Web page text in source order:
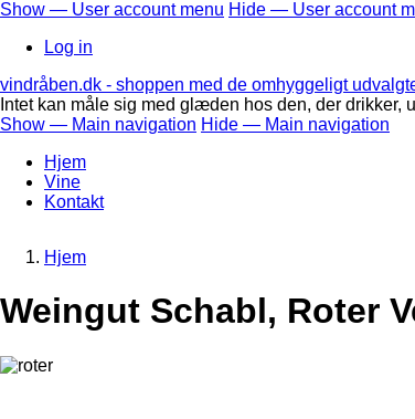
Skip
main
User
account
menu
Show — User account menu Hide — User account
Log in
vindråben.dk - shoppen med de omhyggeligt
Intet kan måle sig med glæden hos den, der
Main
navigation
Show — Main navigation Hide — Main navigation
Hjem
Vine
Kontakt
Hjem
Weingut Schabl, Roter